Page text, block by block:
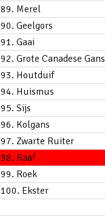
89. Merel
90. Geelgors
91. Gaai
92. Grote Canadese Gans
93. Houtduif
94. Huismus
95. Sijs
96. Kolgans
97. Zwarte Ruiter
98. Raaf
99. Roek
100. Ekster